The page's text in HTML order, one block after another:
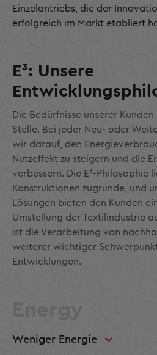
Einzelantriebs, die der
erfolgreich im Markt etabliert
E³: Unsere
Die Bedürfnisse unserer
Stelle. Bei jeder Neu- oder
wir darauf, den
Nutzeffekt zu steigern und die
verbessern. Die E³-Philosophie
Konstruktionen zugrunde, und
Lösungen bieten den Kunden
Umstellung der Textilindustrie
ist die Verarbeitung von
weiterer wichtiger
Entwicklungen.
Weniger Energie